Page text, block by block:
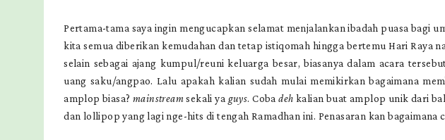
Pertama-tama saya ingin mengucapkan selamat menjalankan ibadah puasa bagi
kita semua diberikan kemudahan dan tetap istiqomah hingga bertemu Hari Raya
selain sebagai ajang kumpul/reuni keluarga besar, biasanya dalam acara
uang saku/angpao. Lalu apakah kalian sudah mulai memikirkan bagaimana
amplop biasa? mainstreamsekali ya guys. Cobadeh kalian buat amplop unik dari
dan lollipop yang lagi nge-hits di tengah Ramadhan ini. Penasaran kan bagaimana